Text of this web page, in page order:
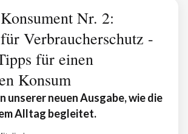
Nr. 2:
Verbraucherschutz -
für einen
Konsum
unserer neuen Ausgabe, wie die
Alltag begleitet.